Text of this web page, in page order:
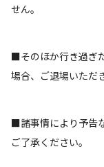
せん。
■そのほか行き過ぎ
場合、ご退場いただ
■諸事情により予告
ご了承ください。